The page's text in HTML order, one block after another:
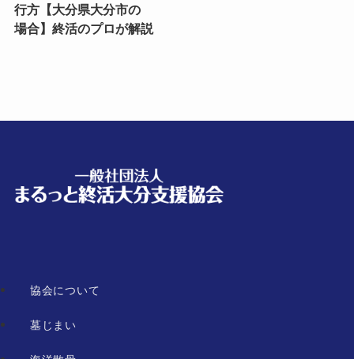
行方​【大分県大分市の​
場合】終活の​プロが​解説
協会について
墓じまい